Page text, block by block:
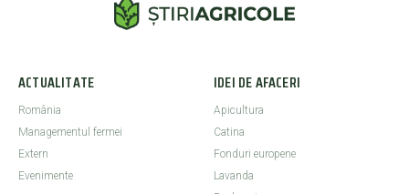
ACTUALITATE
România
Managementul fermei
Extern
Evenimente
IDEI DE AFACERI
Apicultura
Catina
Fonduri europene
Lavanda